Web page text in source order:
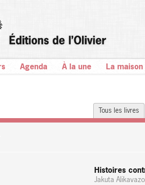
Agenda À la une La maison
Tous les livres
Histoires
Jakuta